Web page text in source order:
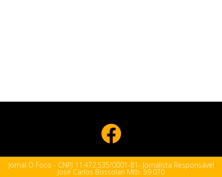
Jornal O Foco - CNPJ 11.472.535/0001-81- Jornalista Responsável
José Carlos Bossolan Mtb. 59.070